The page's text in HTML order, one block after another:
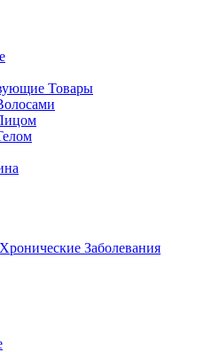
Товары
Заболевания